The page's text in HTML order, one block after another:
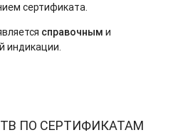
сертификата.
справочным и
индикации.
ПО СЕРТИФИКАТАМ